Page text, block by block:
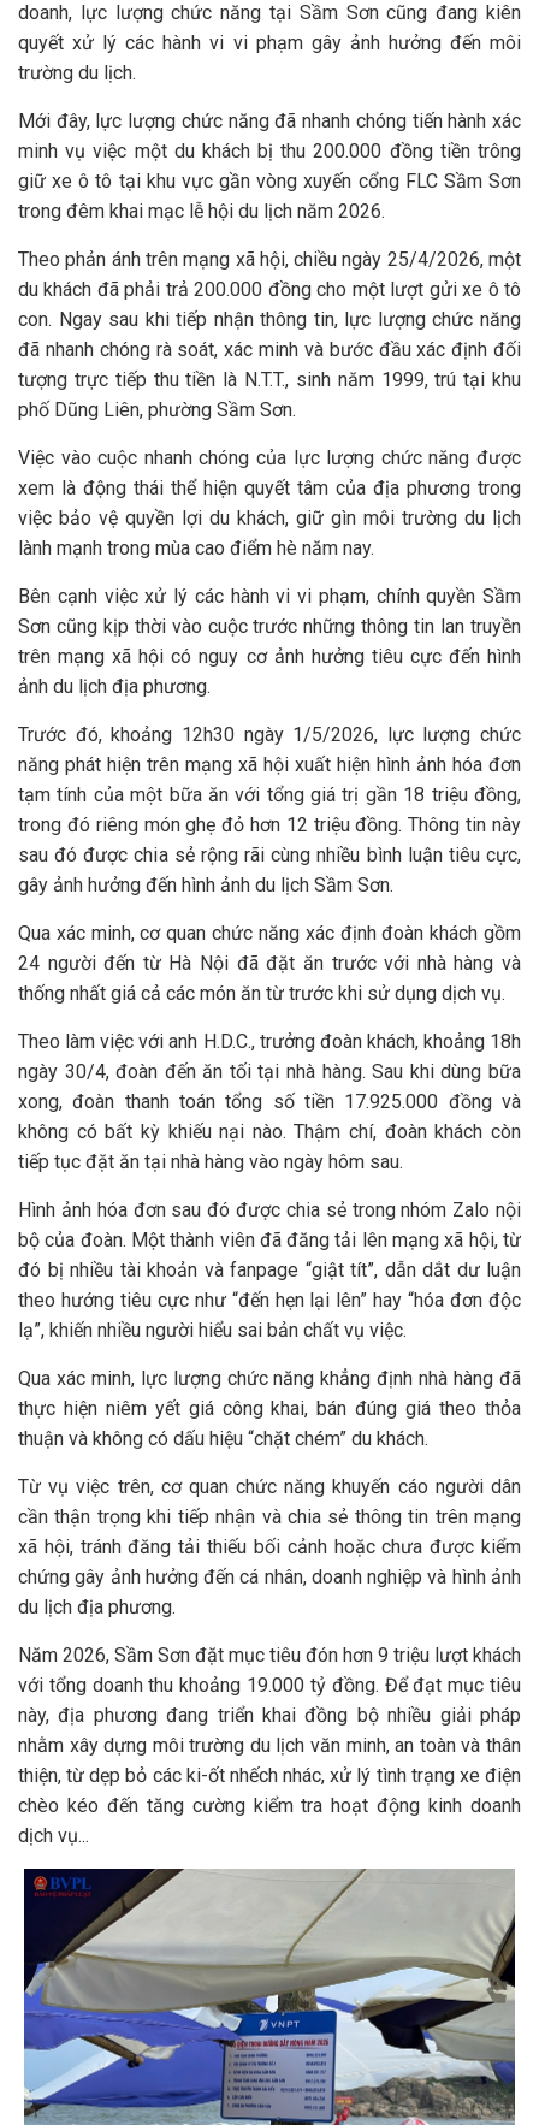
doanh, lực lượng chức năng tại Sầm Sơn cũng đang kiên
quyết xử lý các hành vi vi phạm gây ảnh hưởng đến môi
trường du lịch.
Mới đây, lực lượng chức năng đã nhanh chóng tiến hành xác
minh vụ việc một du khách bị thu 200.000 đồng tiền trông
giữ xe ô tô tại khu vực gần vòng xuyến cổng FLC Sầm Sơn
trong đêm khai mạc lễ hội du lịch năm 2026.
Theo phản ánh trên mạng xã hội, chiều ngày 25/4/2026, một
du khách đã phải trả 200.000 đồng cho một lượt gửi xe ô tô
con. Ngay sau khi tiếp nhận thông tin, lực lượng chức năng
đã nhanh chóng rà soát, xác minh và bước đầu xác định đối
tượng trực tiếp thu tiền là N.T.T., sinh năm 1999, trú tại khu
phố Dũng Liên, phường Sầm Sơn.
Việc vào cuộc nhanh chóng của lực lượng chức năng được
xem là động thái thể hiện quyết tâm của địa phương trong
việc bảo vệ quyền lợi du khách, giữ gìn môi trường du lịch
lành mạnh trong mùa cao điểm hè năm nay.
Bên cạnh việc xử lý các hành vi vi phạm, chính quyền Sầm
Sơn cũng kịp thời vào cuộc trước những thông tin lan truyền
trên mạng xã hội có nguy cơ ảnh hưởng tiêu cực đến hình
ảnh du lịch địa phương.
Trước đó, khoảng 12h30 ngày 1/5/2026, lực lượng chức
năng phát hiện trên mạng xã hội xuất hiện hình ảnh hóa đơn
tạm tính của một bữa ăn với tổng giá trị gần 18 triệu đồng,
trong đó riêng món ghẹ đỏ hơn 12 triệu đồng. Thông tin này
sau đó được chia sẻ rộng rãi cùng nhiều bình luận tiêu cực,
gây ảnh hưởng đến hình ảnh du lịch Sầm Sơn.
Qua xác minh, cơ quan chức năng xác định đoàn khách gồm
24 người đến từ Hà Nội đã đặt ăn trước với nhà hàng và
thống nhất giá cả các món ăn từ trước khi sử dụng dịch vụ.
Theo làm việc với anh H.D.C., trưởng đoàn khách, khoảng 18h
ngày 30/4, đoàn đến ăn tối tại nhà hàng. Sau khi dùng bữa
xong, đoàn thanh toán tổng số tiền 17.925.000 đồng và
không có bất kỳ khiếu nại nào. Thậm chí, đoàn khách còn
tiếp tục đặt ăn tại nhà hàng vào ngày hôm sau.
Hình ảnh hóa đơn sau đó được chia sẻ trong nhóm Zalo nội
bộ của đoàn. Một thành viên đã đăng tải lên mạng xã hội, từ
đó bị nhiều tài khoản và fanpage “giật tít”, dẫn dắt dư luận
theo hướng tiêu cực như “đến hẹn lại lên” hay “hóa đơn độc
lạ”, khiến nhiều người hiểu sai bản chất vụ việc.
Qua xác minh, lực lượng chức năng khẳng định nhà hàng đã
thực hiện niêm yết giá công khai, bán đúng giá theo thỏa
thuận và không có dấu hiệu “chặt chém” du khách.
Từ vụ việc trên, cơ quan chức năng khuyến cáo người dân
cần thận trọng khi tiếp nhận và chia sẻ thông tin trên mạng
xã hội, tránh đăng tải thiếu bối cảnh hoặc chưa được kiểm
chứng gây ảnh hưởng đến cá nhân, doanh nghiệp và hình ảnh
du lịch địa phương.
Năm 2026, Sầm Sơn đặt mục tiêu đón hơn 9 triệu lượt khách
với tổng doanh thu khoảng 19.000 tỷ đồng. Để đạt mục tiêu
này, địa phương đang triển khai đồng bộ nhiều giải pháp
nhằm xây dựng môi trường du lịch văn minh, an toàn và thân
thiện, từ dẹp bỏ các ki-ốt nhếch nhác, xử lý tình trạng xe điện
chèo kéo đến tăng cường kiểm tra hoạt động kinh doanh
dịch vụ...